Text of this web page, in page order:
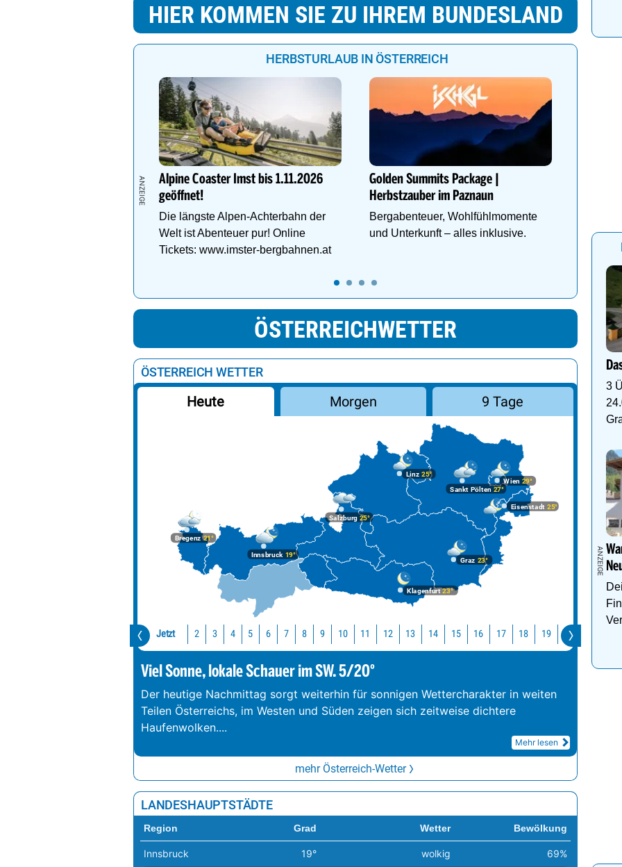
HIER KOMMEN SIE ZU IHREM BUNDESLAND
HERBSTURLAUB IN ÖSTERREICH
Alpine Coaster Imst bis 1.11.2026
geöffnet!
Die längste Alpen-Achterbahn der
Welt ist Abenteuer pur! Online
Tickets: www.imster-bergbahnen.at
Golden Summits Package |
Herbstzauber im Paznaun
Bergabenteuer, Wohlfühlmomente
und Unterkunft – alles inklusive.
ÖSTERREICHWETTER
ÖSTERREICH WETTER
Heute Morgen 9 Tage
Bregenz21°
Graz 23°
Innsbruck19°
Klagenfurt23°
Linz 25°
Salzburg25°
Wien 29°
Eisenstadt 25°
Sankt Pölten 27°
Jetzt 2 3 4 5 6 7 8 9 10 11 12 13 14 15 16 17 18 19 20
Viel Sonne, lokale Schauer im SW. 5/20°
Der heutige Nachmittag sorgt weiterhin für sonnigen Wettercharakter in weiten
Teilen Österreichs, im Westen und Süden zeigen sich zeitweise dichtere
Haufenwolken....
Mehr lesen
mehr Österreich-Wetter
LANDESHAUPTSTÄDTE
Region Grad Wetter Bewölkung
Innsbruck 19° wolkig 69%
3